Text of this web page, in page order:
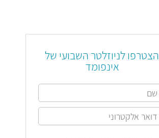
הצטרפו לניוזלטר השבועי של
אינפומד